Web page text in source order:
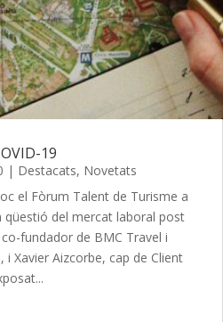
19
| Destacats, Novetats
el Fòrum Talent de Turisme a
qüestió del mercat laboral post
fundador de BMC Travel i
Xavier Aizcorbe, cap de Client